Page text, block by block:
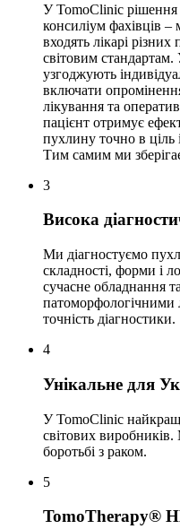
У TomoClinic рішення
консиліум фахівців –
входять лікарі різних
світовим стандартам.
узгоджують
включати
лікування та
пацієнт отримує
пухлину точно в
Тим самим ми
3
Висока
Ми діагностуємо
складності, форми і
сучасне обладнання
патоморфологічними
точність діагностики.
4
Унікальне для
У TomoClinic
світових
боротьбі з раком.
5
TomoTherapy®